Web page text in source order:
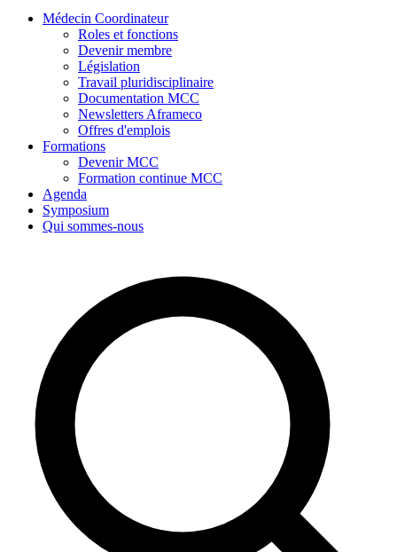
Médecin Coordinateur
Roles et fonctions
Devenir membre
Législation
Travail pluridisciplinaire
Documentation MCC
Newsletters Aframeco
Offres d'emplois
Formations
Devenir MCC
Formation continue MCC
Agenda
Symposium
Qui sommes-nous